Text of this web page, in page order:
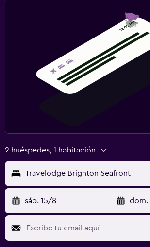
2 huéspedes, 1 habitación
Travelodge Brighton Seafront
sáb. 15/8 dom.